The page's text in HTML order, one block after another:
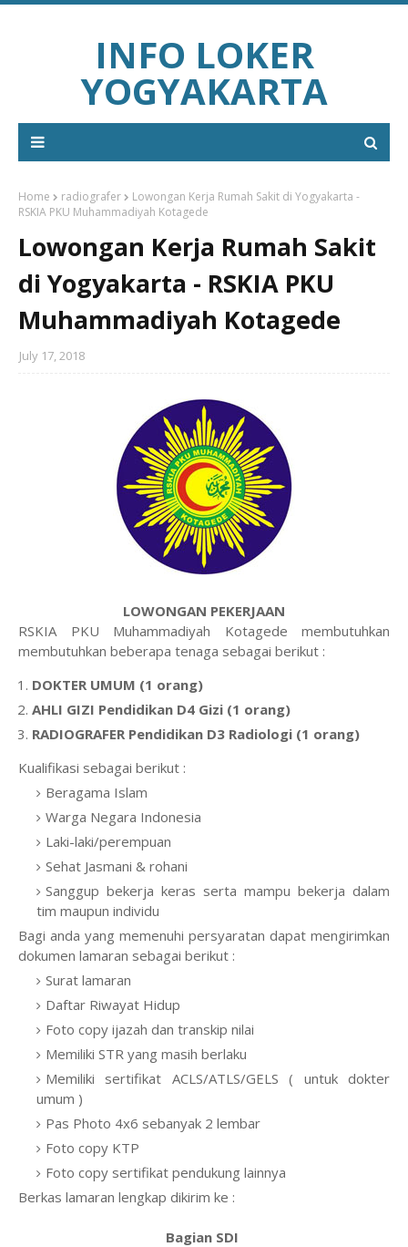
INFO LOKER
YOGYAKARTA
Home radiografer
Lowongan Kerja Rumah Sakit di Yogyakarta -
RSKIA PKU Muhammadiyah Kotagede
Lowongan Kerja Rumah Sakit
di Yogyakarta - RSKIA PKU
Muhammadiyah Kotagede
July 17, 2018
LOWONGAN PEKERJAAN
RSKIA PKU Muhammadiyah Kotagede membutuhkan
membutuhkan beberapa tenaga sebagai berikut :
DOKTER UMUM (1 orang)
AHLI GIZI Pendidikan D4 Gizi (1 orang)
RADIOGRAFER Pendidikan D3 Radiologi (1 orang)
Kualifikasi sebagai berikut :
Beragama Islam
Warga Negara Indonesia
Laki-laki/perempuan
Sehat Jasmani & rohani
Sanggup bekerja keras serta mampu bekerja dalam
tim maupun individu
Bagi anda yang memenuhi persyaratan dapat mengirimkan
dokumen lamaran sebagai berikut :
Surat lamaran
Daftar Riwayat Hidup
Foto copy ijazah dan transkip nilai
Memiliki STR yang masih berlaku
Memiliki sertifikat ACLS/ATLS/GELS ( untuk dokter
umum )
Pas Photo 4x6 sebanyak 2 lembar
Foto copy KTP
Foto copy sertifikat pendukung lainnya
Berkas lamaran lengkap dikirim ke :
Bagian SDI